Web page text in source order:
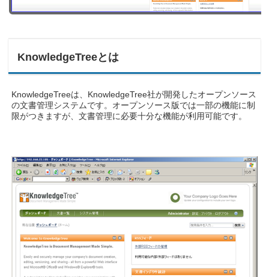
KnowledgeTreeとは
KnowledgeTreeは、KnowledgeTree社が開発したオープンソース
の文書管理システムです。オープンソース版では一部の機能に制
限がつきますが、文書管理に必要十分な機能が利用可能です。